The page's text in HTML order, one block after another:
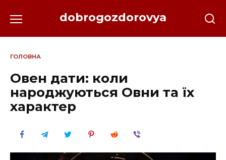
до
dobrogozdorovya
ГОЛОВНА
Овен дати: коли
народжуються Овни та їх
характер